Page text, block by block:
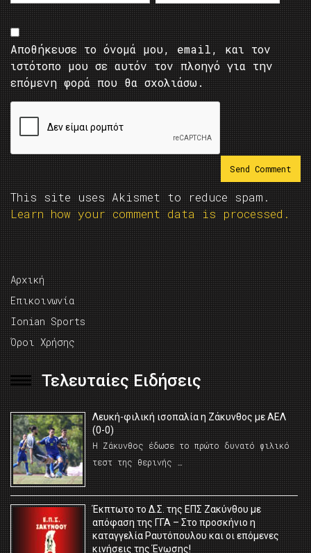
Αποθήκευσε το όνομά μου, email, και τον
ιστότοπο μου σε αυτόν τον πλοηγό για την
επόμενη φορά που θα σχολιάσω.
This site uses Akismet to reduce spam.
Learn how your comment data is processed.
Αρχική
Επικοινωνία
Ionian Sports
Όροι Χρήσης
Τελευταίες Ειδήσεις
Λευκή-φιλική ισοπαλία η Ζάκυνθος με ΑΕΛ
(0-0)
Η Ζάκυνθος έδωσε το πρώτο δυνατό φιλικό
τεστ της θερινής …
Έκπτωτο το Δ.Σ. της ΕΠΣ Ζακύνθου με
απόφαση της ΓΓΑ – Στο προσκήνιο η
καταγγελία Ραυτόπουλου και οι επόμενες
κινήσεις της Ένωσης!